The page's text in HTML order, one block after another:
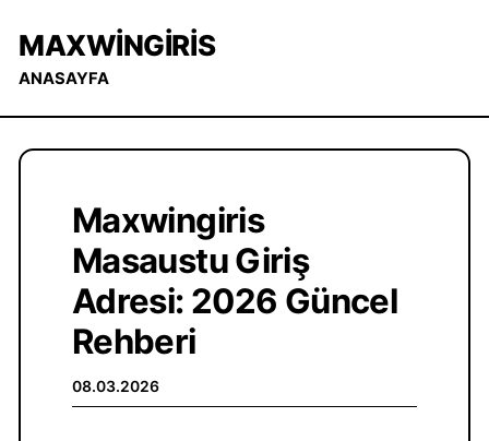
MAXWINGIRIS
ANASAYFA
Maxwingiris
Masaustu Giriş
Adresi: 2026 Güncel
Rehberi
08.03.2026